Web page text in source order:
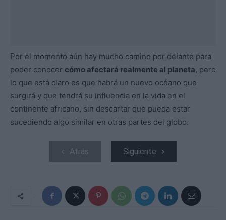
Por el momento aún hay mucho camino por delante para
poder conocer cómo afectará realmente al planeta, pero
lo que está claro es que habrá un nuevo océano que
surgirá y que tendrá su influencia en la vida en el
continente africano, sin descartar que pueda estar
sucediendo algo similar en otras partes del globo.
Atrás Siguiente